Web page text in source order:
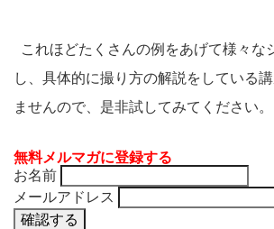
これほどたくさんの例をあげて様々な
し、具体的に撮り方の解説をしている
ませんので、是非試してみてください。
無料メルマガに登録する
お名前
メールアドレス